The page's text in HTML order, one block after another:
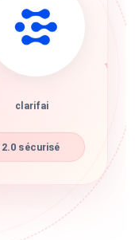
clarifai
sécurisé